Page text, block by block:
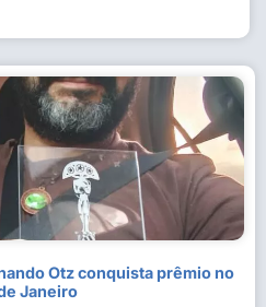
Otz conquista prêmio no
Janeiro